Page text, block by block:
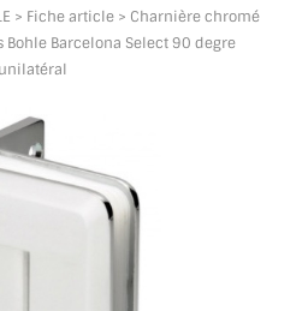
> Fiche article > Charnière chromé
Barcelona Select 90 degre